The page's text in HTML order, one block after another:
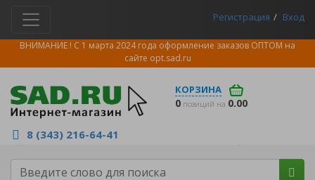
Регистрация Вход
ВНИМАНИЕ ! С 1 марта 2024 года оформление заказов ОПТОМ на
сайте opt.sad.ru
КОРЗИНА
0 позиций на 0.00
8 (343) 216-64-41